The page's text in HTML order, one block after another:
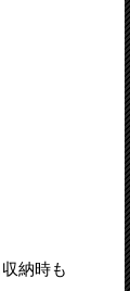
納時も